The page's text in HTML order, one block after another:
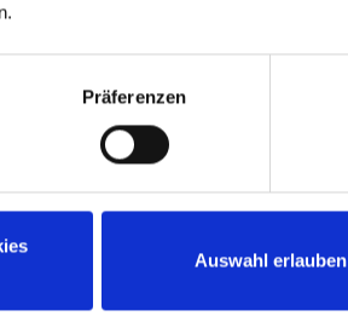
Präferenzen
Auswahl erlauben